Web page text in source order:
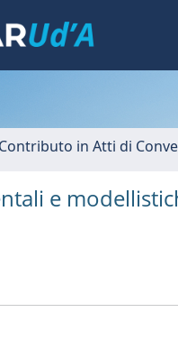
in Atti di
e